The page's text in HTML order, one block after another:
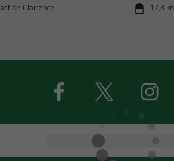
Clairence 17,8